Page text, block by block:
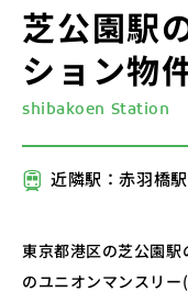
芝公園駅
ション物
shibakoen Station
近隣駅：赤羽橋
東京都港区の芝公園
のユニオンマンスリ